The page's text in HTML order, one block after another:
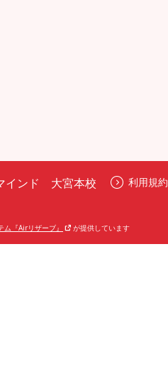
インド 大宮本校 利用規約
ム『Airリザーブ』 が提供しています